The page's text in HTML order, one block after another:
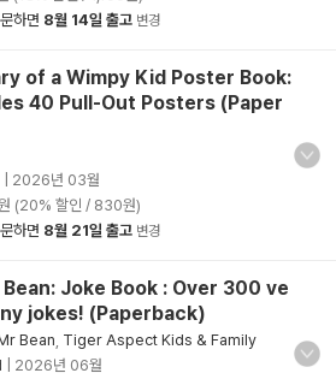
하면 8월 14일 출고 변경
of a Wimpy Kid Poster Book:
40 Pull-Out Posters (Paper
2026년 03월
(20% 할인 / 830원)
하면 8월 21일 출고 변경
Bean: Joke Book : Over 300 ve
jokes! (Paperback)
Bean Tiger Aspect Kids & Family
2026년 06월